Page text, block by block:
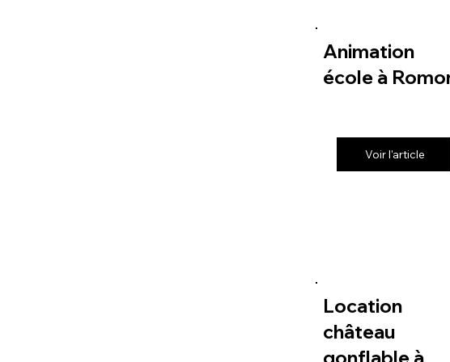
Animation
école à
Voir l'article
Location
château
gonflable à